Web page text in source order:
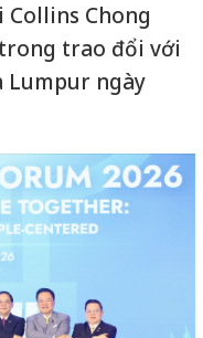
Chong
trao đổi với
Lumpur ngày